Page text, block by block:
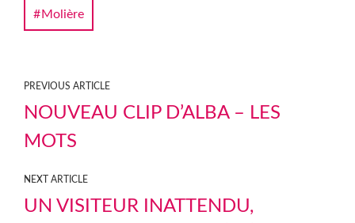
Molière
PREVIOUS ARTICLE
NOUVEAU CLIP D’ALBA – LES
MOTS
NEXT ARTICLE
UN VISITEUR INATTENDU,